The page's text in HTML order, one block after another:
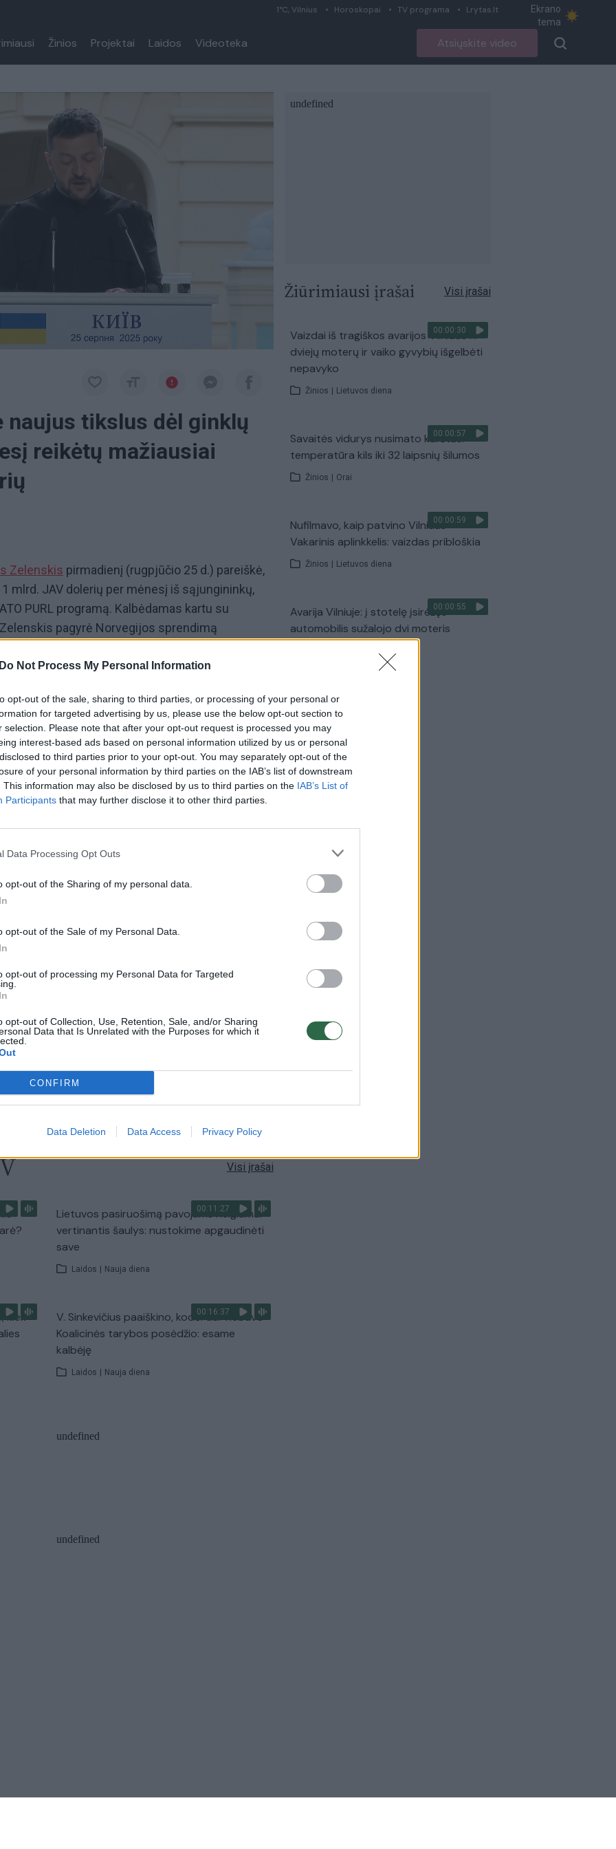
Do Not Process My Personal Information
opt-out of the sale, sharing to third parties, or processing of your personal or
for targeted advertising by us, please use the below opt-out section to
selection. Please note that after your opt-out request is processed you may
interest-based ads based on personal information utilized by us or personal
to third parties prior to your opt-out. You may separately opt-out of the
of your personal information by third parties on the IAB’s list of downstream
This information may also be disclosed by us to third parties on the IAB’s List of
Participants that may further disclose it to other third parties.
Data Processing Opt Outs
opt-out of the Sharing of my personal data.
opt-out of the Sale of my Personal Data.
opt-out of processing my Personal Data for Targeted
opt-out of Collection, Use, Retention, Sale, and/or Sharing
Data that Is Unrelated with the Purposes for which it
CONFIRM
Data Deletion Data Access Privacy Policy
1°C, Vilnius Horoskopai TV programa Lrytas.lt
Ekrano
tema
Žinios Projektai Laidos Videoteka Atsiųskite video
naujus tikslus dėl ginklų
reikėtų mažiausiai
Zelenskis pirmadienį (rugpjūčio 25 d.) pareiškė,
mlrd. JAV dolerių per mėnesį iš sąjungininkų,
PURL programą. Kalbėdamas kartu su
pagyrė Norvegijos sprendimą
jos vaidmenį remiant Ukrainos energetinį
susitiks su JAV specialiuoju pasiuntiniu
galimai būsimai susitikimui su Rusijos
kad JAV ir Ukrainos pareigūnai šiuo
savaitę.
NATO (Šiaurės Atlanto Sutarties Organizacija)
tik Lrytas.TV karas Ukrainoje
diskusija: Rusija – Europos šeimos narė?
pradinukų
Visi įrašai
00:11:27
Lietuvos pasiruošimą pavojams neigiamai
vertinantis šaulys: nustokime apgaudinėti
save
Laidos | Nauja diena
kiek
00:16:37
V. Sinkevičius paaiškino, kodėl dar nebuvo
Koalicinės tarybos posėdžio: esame
kalbėję
Laidos | Nauja diena
Žiūrimiausi įrašai Visi įrašai
00:00:30
Vaizdai iš tragiškos avarijos Vilniaus r.:
dviejų moterų ir vaiko gyvybių išgelbėti
nepavyko
Žinios Lietuvos diena
00:00:57
Savaitės vidurys nusimato karštas:
temperatūra kils iki 32 laipsnių šilumos
Žinios Orai
00:00:59
Nufilmavo, kaip patvino Vilniaus
Vakarinis aplinkkelis: vaizdas pribloškia
Žinios Lietuvos diena
00:00:55
Avarija Vilniuje: į stotelę įsirėžęs
automobilis sužalojo dvi moteris